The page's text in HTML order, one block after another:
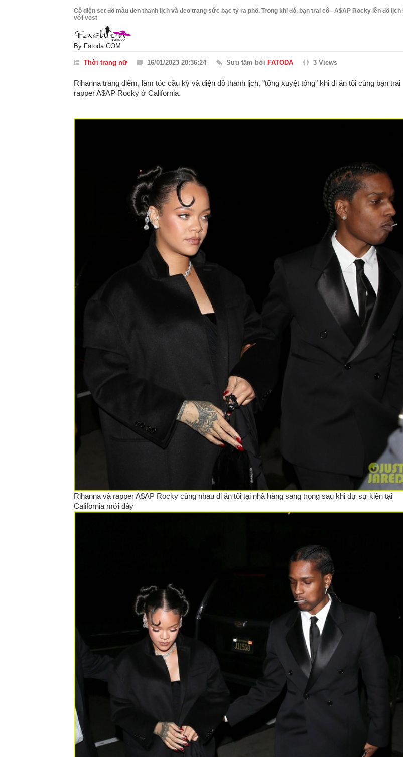
Cô diện set đồ màu đen thanh lịch và đeo trang sức bạc tỷ ra phố. Trong khi đó, bạn trai cô - A$AP Rocky lên đồ lịch
với vest
By Fatoda.COM
Thời trang nữ 16/01/2023 20:36:24 Sưu tầm bởi FATODA 3 Views
Rihanna trang điểm, làm tóc cầu kỳ và diện đồ thanh lịch, "tông xuyệt tông" khi đi ăn tối cùng bạn trai
rapper A$AP Rocky ở California.
Rihanna và rapper A$AP Rocky cùng nhau đi ăn tối tại nhà hàng sang trọng sau khi dự sự kiện tại
California mới đây